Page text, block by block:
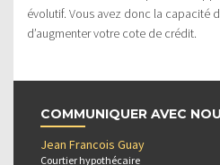
évolutif. Vous avez donc la capacité
d’augmenter votre cote de crédit.
COMMUNIQUER AVEC
Jean Francois Guay
Courtier hypothécaire